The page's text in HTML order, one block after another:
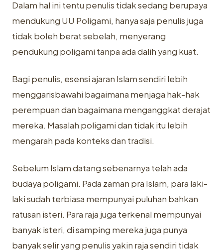
Dalam hal ini tentu penulis tidak sedang berupaya
mendukung UU Poligami, hanya saja penulis juga
tidak boleh berat sebelah, menyerang
pendukung poligami tanpa ada dalih yang kuat.
Bagi penulis, esensi ajaran Islam sendiri lebih
menggarisbawahi bagaimana menjaga hak-hak
perempuan dan bagaimana menganggkat derajat
mereka. Masalah poligami dan tidak itu lebih
mengarah pada konteks dan tradisi.
Sebelum Islam datang sebenarnya telah ada
budaya poligami. Pada zaman pra Islam, para laki-
laki sudah terbiasa mempunyai puluhan bahkan
ratusan isteri. Para raja juga terkenal mempunyai
banyak isteri, di samping mereka juga punya
banyak selir yang penulis yakin raja sendiri tidak